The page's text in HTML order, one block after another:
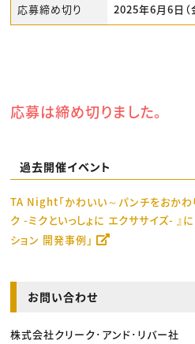
応募締め切り 2025年6月6日（
応募は締め切りました。
過去開催イベント
TA Night「かわいい～パンチをおか
ク -ミクといっしょに エクササイズ- 』
ション 開発事例」
お問い合わせ
株式会社クリーク･アンド･リバー社